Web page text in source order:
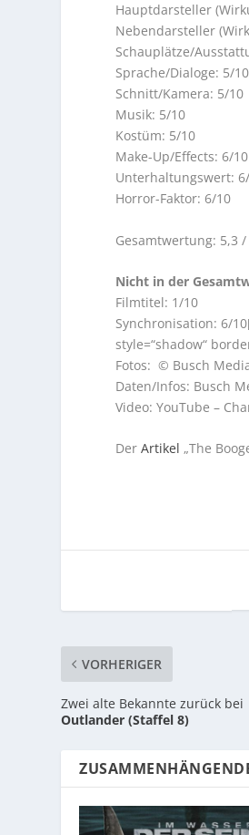
Hauptdarsteller
Nebendarsteller
Schauplätze/
Sprache/Dialoge: 5/10
Schnitt/Kamera: 5/10
Musik: 5/10
Kostüm: 5/10
Make-Up/Effects: 6/10
Unterhaltungswert:
Horror-Faktor: 6/10
Gesamtwertung: 5,3 /
Nicht in der
Filmtitel: 1/10
Synchronisation: 6/
style=“shadow“
Fotos: © Busch
Daten/Infos: Busch
Video: YouTube –
DerArtikel „The
VORHERIGER
Zwei alte Bekannte zurück bei
Outlander (Staffel 8)